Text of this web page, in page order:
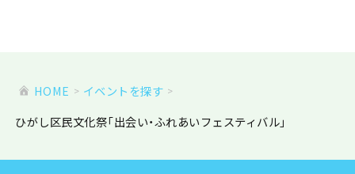
HOME
イベントを探す
ひがし区民文化祭「出会い・ふれあいフェスティバル」